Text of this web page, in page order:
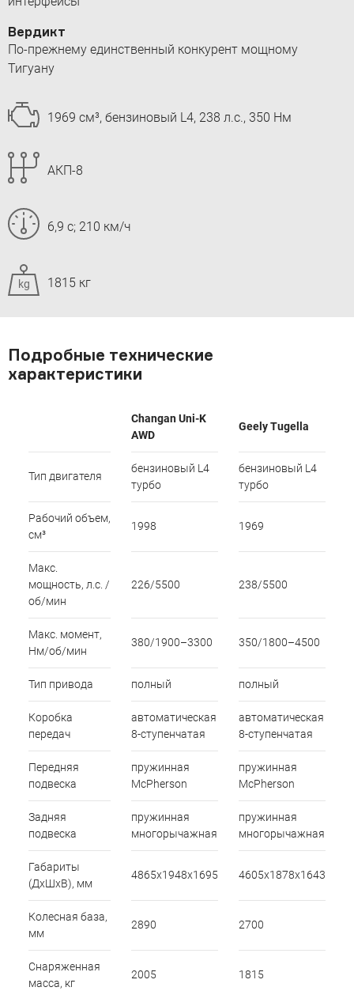
Вердикт
По-прежнему единственный конкурент мощному
Тигуану
1969 см³, бензиновый L4, 238 л.с., 350 Нм
АКП-8
6,9 с; 210 км/ч
kg 1815 кг
Подробные технические
характеристики
Changan Uni-K
AWD
Geely Tugella
Тип двигателя
бензиновый L4
турбо
бензиновый L4
турбо
Рабочий объем,
см³
1998 1969
Макс.
мощность, л.с. /
об/мин
226/5500 238/5500
Макс. момент,
Нм/об/мин
380/1900–3300 350/1800–4500
Тип привода полный полный
Коробка
передач
автоматическая
8-ступенчатая
автоматическая
8-ступенчатая
Передняя
подвеска
пружинная
McPherson
пружинная
McPherson
Задняя
подвеска
пружинная
многорычажная
пружинная
многорычажная
Габариты
(ДхШхВ), мм
4865х1948х1695 4605х1878х1643
Колесная база,
мм
2890 2700
Снаряженная
масса, кг
2005 1815